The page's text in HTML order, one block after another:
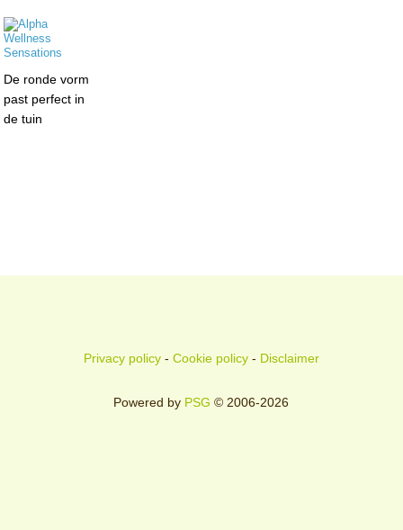
De ronde vorm
past perfect in
de tuin
Privacy policy- Cookie policy- Disclaimer
Powered by PSG © 2006-2026